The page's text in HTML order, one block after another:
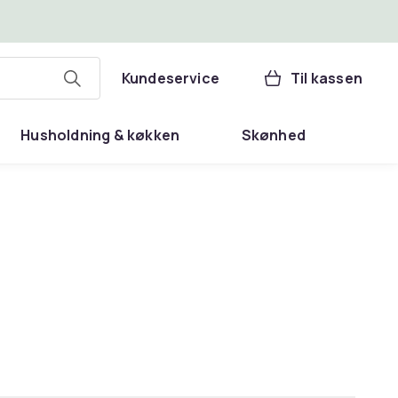
Kundeservice Til kassen
Husholdning & køkken Skønhed